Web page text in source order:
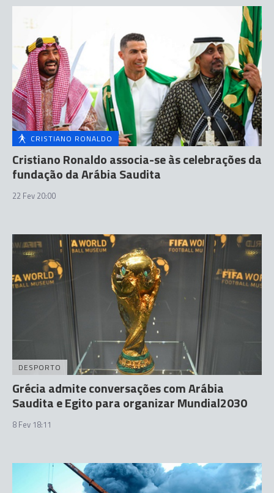
CRISTIANO RONALDO
Cristiano Ronaldo associa-se às celebrações da
fundação da Arábia Saudita
22 Fev 20:00
DESPORTO
Grécia admite conversações com Arábia
Saudita e Egito para organizar Mundial2030
8 Fev 18:11